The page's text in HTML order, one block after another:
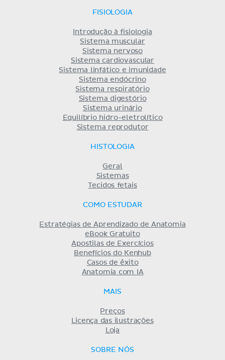
FISIOLOGIA
Introdução à fisiologia
Sistema muscular
Sistema nervoso
Sistema cardiovascular
Sistema linfático e imunidade
Sistema endócrino
Sistema respiratório
Sistema digestório
Sistema urinário
Equilíbrio hidro-eletrolítico
Sistema reprodutor
HISTOLOGIA
Geral
Sistemas
Tecidos fetais
COMO ESTUDAR
Estratégias de Aprendizado de Anatomia
eBook Gratuito
Apostilas de Exercícios
Benefícios do Kenhub
Casos de êxito
Anatomia com IA
MAIS
Preços
Licença das ilustrações
Loja
SOBRE NÓS